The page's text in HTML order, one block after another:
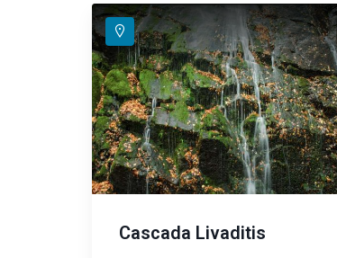
Cascada Livaditis